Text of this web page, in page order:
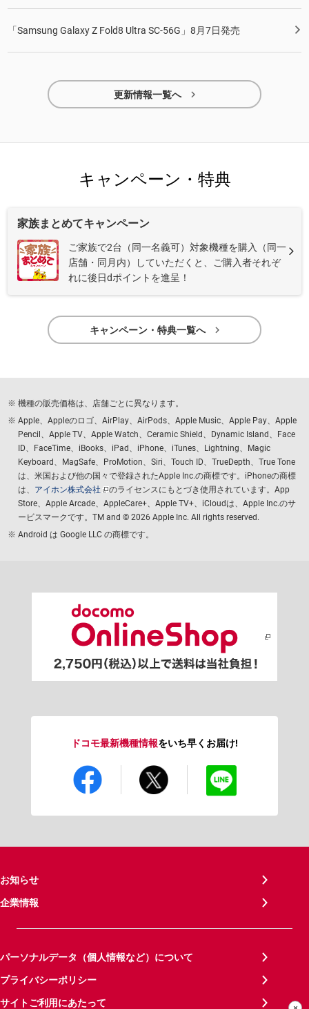
「Samsung Galaxy Z Fold8 Ultra SC-56G」8月7日発売
更新情報一覧へ 
キャンペーン・特典
家族まとめてキャンペーン
ご家族で2台（同一名義可）対象機種を購入（同一
店舗・同月内）していただくと、ご購入者それぞ
れに後日dポイントを進呈！
キャンペーン・特典一覧へ 
機種の販売価格は、店舗ごとに異なります。
Apple、Appleのロゴ、AirPlay、AirPods、Apple Music、Apple Pay、Apple
Pencil、Apple TV、Apple Watch、Ceramic Shield、Dynamic Island、Face
ID、FaceTime、iBooks、iPad、iPhone、iTunes、Lightning、Magic
Keyboard、MagSafe、ProMotion、Siri、Touch ID、TrueDepth、True Tone
は、米国および他の国々で登録されたApple Inc.の商標です。iPhoneの商標
は、 アイホン株式会社
のライセンスにもとづき使用されています。App
Store、Apple Arcade、AppleCare+、Apple TV+、iCloudは、Apple Inc.のサ
ービスマークです。TM and © 2026 Apple Inc. All rights reserved.
Android は Google LLC の商標です。
ドコモ最新機種情報をいち早くお届け!
お知らせ
企業情報
パーソナルデータ（個人情報など）について
プライバシーポリシー
サイトご利用にあたって